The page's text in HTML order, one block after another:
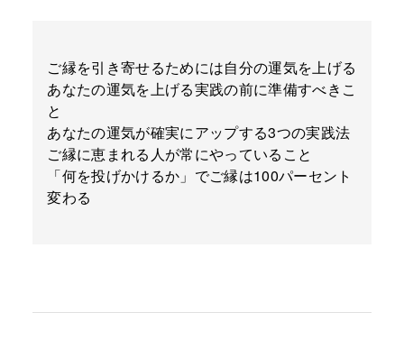
ご縁を引き寄せるためには自分の運気を上げる
あなたの運気を上げる実践の前に準備すべきこ
と
あなたの運気が確実にアップする3つの実践法
ご縁に恵まれる人が常にやっていること
「何を投げかけるか」でご縁は100パーセント
変わる